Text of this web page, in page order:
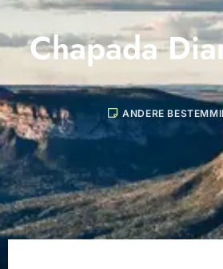
Chapada
ANDERE